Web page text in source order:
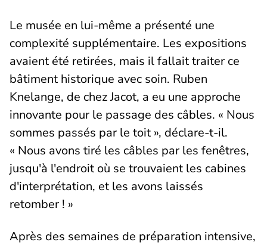
Le musée en lui-même a présenté une
complexité supplémentaire. Les expositions
avaient été retirées, mais il fallait traiter ce
bâtiment historique avec soin. Ruben
Knelange, de chez Jacot, a eu une approche
innovante pour le passage des câbles. « Nous
sommes passés par le toit », déclare-t-il.
« Nous avons tiré les câbles par les fenêtres,
jusqu'à l'endroit où se trouvaient les cabines
d'interprétation, et les avons laissés
retomber ! »
Après des semaines de préparation intensive,